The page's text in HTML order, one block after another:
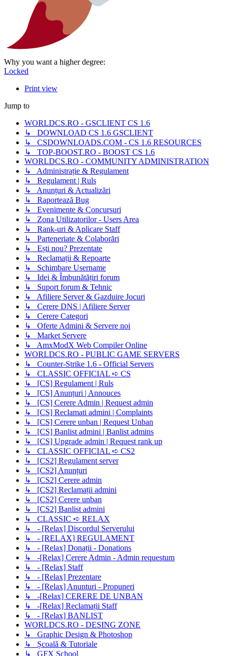
Why you want a higher degree:
Locked
Print view
Jump to
WORLDCS.RO - GSCLIENT CS 1.6
↳ DOWNLOAD CS 1.6 GSCLIENT
↳ CSDOWNLOADS.COM - CS 1.6 RESOURCES
↳ TOP-BOOST.RO - BOOST CS 1.6
WORLDCS.RO - COMMUNITY ADMINISTRATION
↳ Administrație & Regulament
↳ Regulament | Ruls
↳ Anunțuri & Actualizări
↳ Raportează Bug
↳ Evenimente & Concursuri
↳ Zona Utilizatorilor - Users Area
↳ Rank-uri & Aplicare Staff
↳ Parteneriate & Colaborări
↳ Ești nou? Prezentate
↳ Reclamații & Repoarte
↳ Schimbare Username
↳ Idei & Îmbunătățiri forum
↳ Suport forum & Tehnic
↳ Afiliere Server & Gazduire Jocuri
↳ Cerere DNS | Afiliere Server
↳ Cerere Categori
↳ Oferte Admini & Servere noi
↳ Market Servere
↳ AmxModX Web Compiler Online
WORLDCS.RO - PUBLIC GAME SERVERS
↳ Counter-Strike 1.6 - Official Servers
↳ CLASSIC OFFICIAL ➪ CS
↳ [CS] Regulament | Ruls
↳ [CS] Anunțuri | Annouces
↳ [CS] Cerere Admin | Request admin
↳ [CS] Reclamati admini | Complaints
↳ [CS] Cerere unban | Request Unban
↳ [CS] Banlist admini | Banlist admins
↳ [CS] Upgrade admin | Request rank up
↳ CLASSIC OFFICIAL ➪ CS2
↳ [CS2] Regulament server
↳ [CS2] Anunțuri
↳ [CS2] Cerere admin
↳ [CS2] Reclamații admini
↳ [CS2] Cerere unban
↳ [CS2] Banlist admini
↳ CLASSIC ➪ RELAX
↳ - [Relax] Discordul Serverului
↳ - [RELAX] REGULAMENT
↳ - [Relax] Donații - Donations
↳ -[Relax] Cerere Admin - Admin requestum
↳ - [Relax] Staff
↳ - [Relax] Prezentare
↳ - [Relax] Anunturi - Propuneri
↳ -[Relax] CERERE DE UNBAN
↳ -[Relax] Reclamații Staff
↳ - [Relax] BANLIST
WORLDCS.RO - DESING ZONE
↳ Graphic Design & Photoshop
↳ Școală & Tutoriale
↳ GFX School